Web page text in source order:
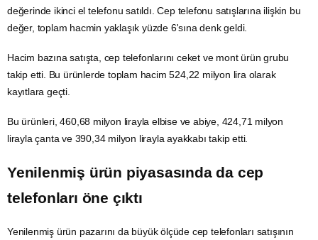
değerinde ikinci el telefonu satıldı. Cep telefonu satışlarına ilişkin bu
değer, toplam hacmin yaklaşık yüzde 6'sına denk geldi.
Hacim bazına satışta, cep telefonlarını ceket ve mont ürün grubu
takip etti. Bu ürünlerde toplam hacim 524,22 milyon lira olarak
kayıtlara geçti.
Bu ürünleri, 460,68 milyon lirayla elbise ve abiye, 424,71 milyon
lirayla çanta ve 390,34 milyon lirayla ayakkabı takip etti.
Yenilenmiş ürün piyasasında da cep
telefonları öne çıktı
Yenilenmiş ürün pazarını da büyük ölçüde cep telefonları satışının